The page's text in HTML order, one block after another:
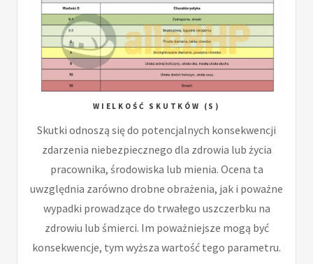
WIELKOŚĆ SKUTKÓW (S)
Skutki odnoszą się do potencjalnych konsekwencji
zdarzenia niebezpiecznego dla zdrowia lub życia
pracownika, środowiska lub mienia. Ocena ta
uwzględnia zarówno drobne obrażenia, jak i poważne
wypadki prowadzące do trwałego uszczerbku na
zdrowiu lub śmierci. Im poważniejsze mogą być
konsekwencje, tym wyższa wartość tego parametru.